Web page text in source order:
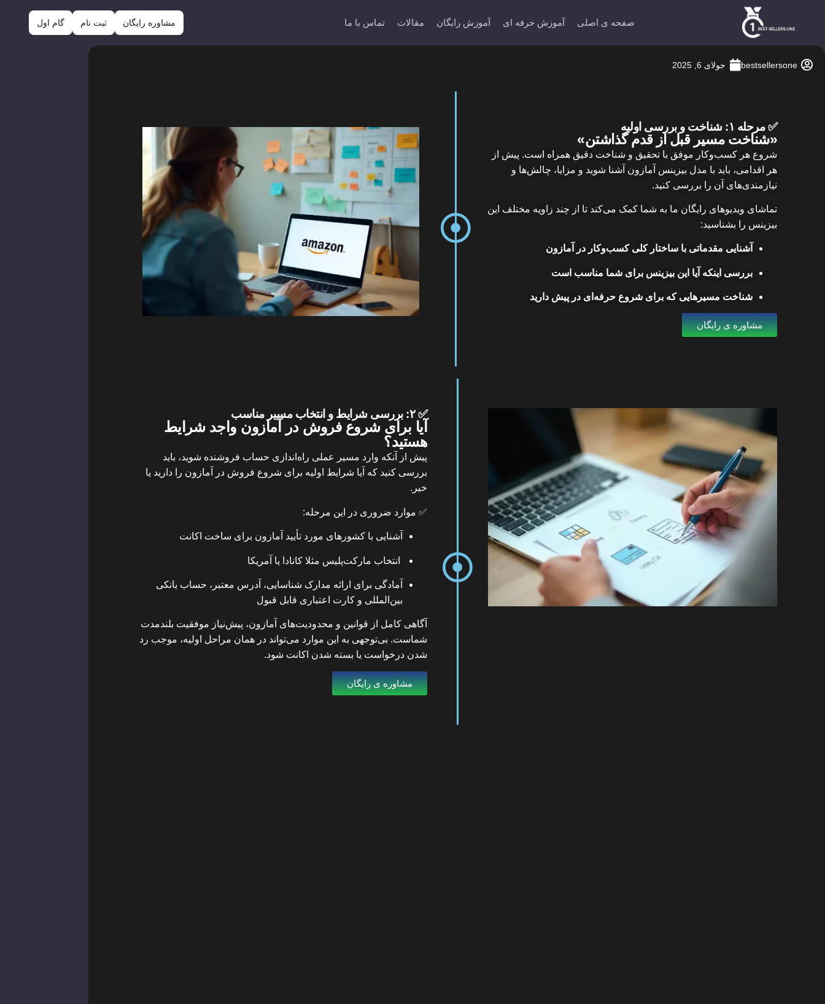
صفحه ی اصلی آموزش حرفه ای آموزش رایگان مقالات تماس با ما گام اول ثبت نام مشاوره رایگان
bestsellersone جولای 6, 2025
✅ مرحله ۱: شناخت و بررسی اولیه
«شناخت مسیر قبل از قدم گذاشتن»
شروع هر کسب‌وکار موفق با تحقیق و شناخت دقیق همراه است. پیش از
هر اقدامی، باید با مدل بیزینس آمازون آشنا شوید و مزایا، چالش‌ها و
نیازمندی‌های آن را بررسی کنید.
تماشای ویدیوهای رایگان ما به شما کمک می‌کند تا از چند زاویه مختلف این
بیزینس را بشناسید:
آشنایی مقدماتی با ساختار کلی کسب‌وکار در آمازون
بررسی اینکه آیا این بیزینس برای شما مناسب است
شناخت مسیرهایی که برای شروع حرفه‌ای در پیش دارید
مشاوره ی رایگان
✅ ۲: بررسی شرایط و انتخاب مسیر مناسب
آیا برای شروع فروش در آمازون واجد شرایط
هستید؟
پیش از آنکه وارد مسیر عملی راه‌اندازی حساب فروشنده شوید، باید
بررسی کنید که آیا شرایط اولیه برای شروع فروش در آمازون را دارید یا
خیر.
✅ موارد ضروری در این مرحله:
آشنایی با کشورهای مورد تأیید آمازون برای ساخت اکانت
انتخاب مارکت‌پلیس مثلا کانادا یا آمریکا
آمادگی برای ارائه مدارک شناسایی، آدرس معتبر، حساب بانکی
بین‌المللی و کارت اعتباری قابل قبول
آگاهی کامل از قوانین و محدودیت‌های آمازون، پیش‌نیاز موفقیت بلندمدت
شماست. بی‌توجهی به این موارد می‌تواند در همان مراحل اولیه، موجب رد
شدن درخواست یا بسته شدن اکانت شود.
مشاوره ی رایگان